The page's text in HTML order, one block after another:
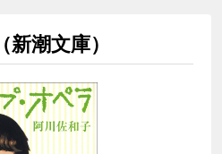
潮文庫）